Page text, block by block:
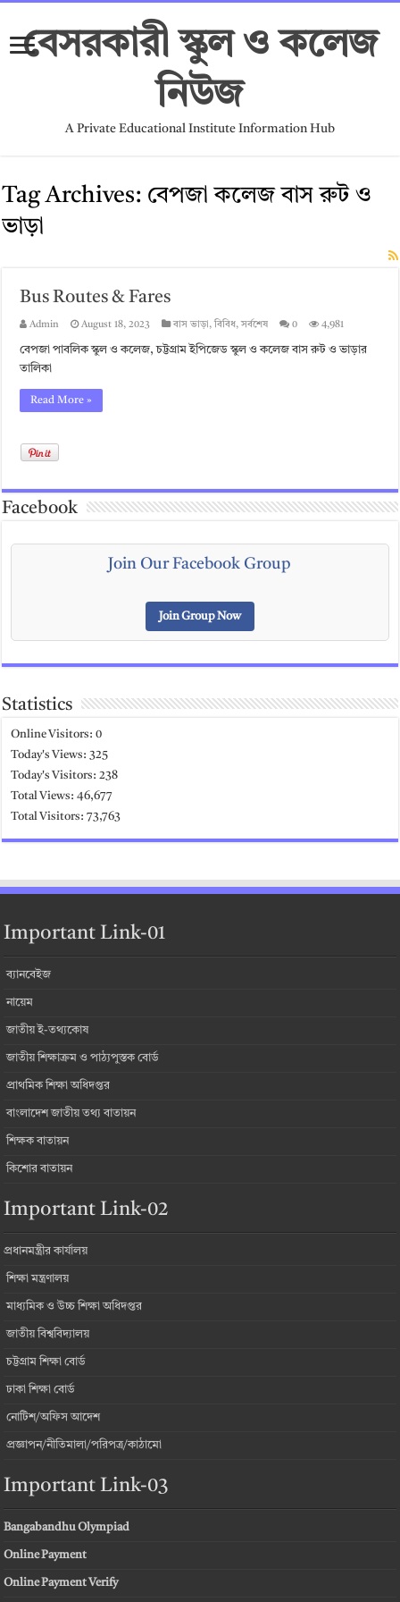
বেসরকারী স্কুল ও কলেজ
নিউজ
A Private Educational Institute Information Hub
Tag Archives: বেপজা কলেজ বাস রুট ও
ভাড়া
Bus Routes & Fares
Admin August 18, 2023 বাস ভাড়া,বিবিধ,সর্বশেষ 0 4,981
বেপজা পাবলিক স্কুল ও কলেজ, চট্টগ্রাম ইপিজেড স্কুল ও কলেজ বাস রুট ও ভাড়ার
তালিকা
Read More »
Facebook
Join Our Facebook Group
Join Group Now
Statistics
Online Visitors:0
Today's Views: 325
Today's Visitors:238
Total Views:46,677
Total Visitors:73,763
Important Link-01
ব্যানবেইজ
নায়েম
জাতীয় ই-তথ্যকোষ
জাতীয় শিক্ষাক্রম ও পাঠ্যপুস্তক বোর্ড
প্রাথমিক শিক্ষা অধিদপ্তর
বাংলাদেশ জাতীয় তথ্য বাতায়ন
শিক্ষক বাতায়ন
কিশোর বাতায়ন
Important Link-02
প্রধানমন্ত্রীর কার্যালয়
শিক্ষা মন্ত্রণালয়
মাধ্যমিক ও উচ্চ শিক্ষা অধিদপ্তর
জাতীয় বিশ্ববিদ্যালয়
চট্টগ্রাম শিক্ষা বোর্ড
ঢাকা শিক্ষা বোর্ড
নোটিশ/অফিস আদেশ
প্রজ্ঞাপন/নীতিমালা/পরিপত্র/কাঠামো
Important Link-03
Bangabandhu Olympiad
Online Payment
Online Payment Verify